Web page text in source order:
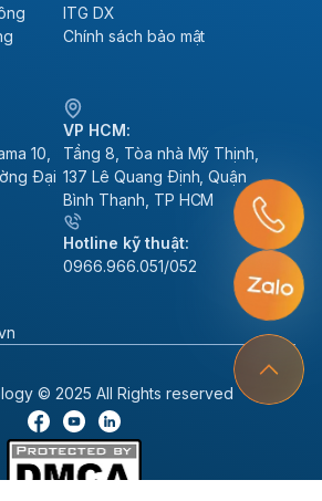
ITG DX
Chính sách bảo mật
10,
Đại
VP HCM:
Tầng 8, Tòa nhà Mỹ Thịnh,
137 Lê Quang Định, Quận
Bình Thạnh, TP HCM
Hotline kỹ thuật:
0966.966.051/052
© 2025 All Rights reserved